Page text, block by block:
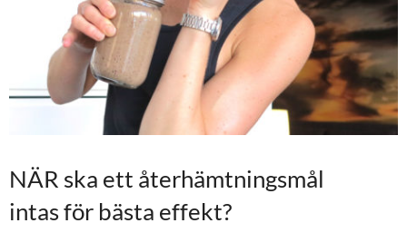
NÄR ska ett återhämtningsmål
intas för bästa effekt?